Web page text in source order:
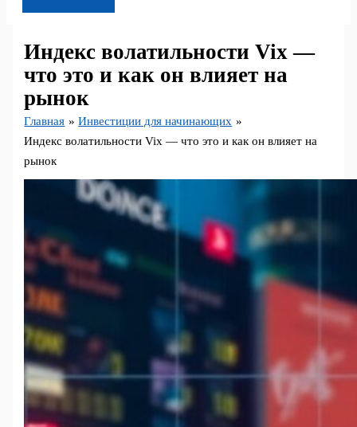
Индекс волатильности Vix —
что это и как он влияет на
рынок
Главная
Инвестиции для начинающих
Индекс волатильности Vix — что это и как он влияет на
рынок